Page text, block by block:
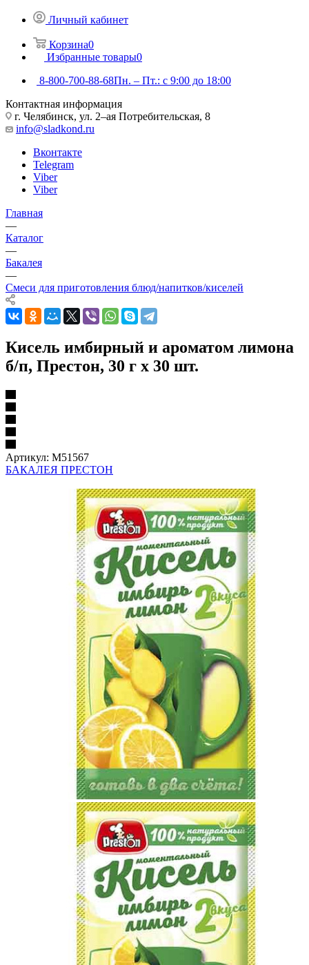
Личный кабинет
Корзина0
Избранные товары0
8-800-700-88-68Пн. – Пт.: с 9:00 до 18:00
Контактная информация
г. Челябинск, ул. 2–ая Потребительская, 8
info@sladkond.ru
Вконтакте
Telegram
Viber
Viber
Главная
—
Каталог
—
Бакалея
—
Смеси для приготовления блюд/напитков/киселей
Кисель имбирный и ароматом лимона
б/п, Престон, 30 г х 30 шт.
Артикул: М51567
БАКАЛЕЯ ПРЕСТОН